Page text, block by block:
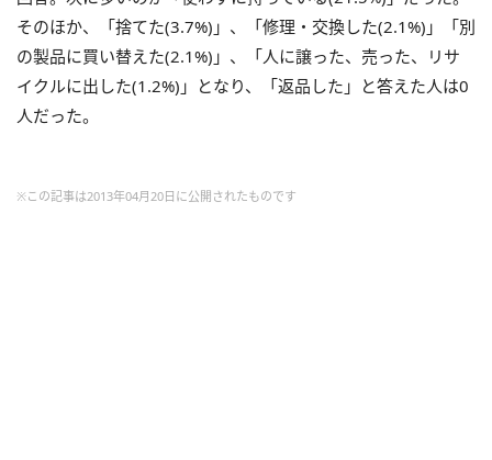
そのほか、「捨てた(3.7%)」、「修理・交換した(2.1%)」「別
の製品に買い替えた(2.1%)」、「人に譲った、売った、リサ
イクルに出した(1.2%)」となり、「返品した」と答えた人は0
人だった。
※この記事は2013年04月20日に公開されたものです